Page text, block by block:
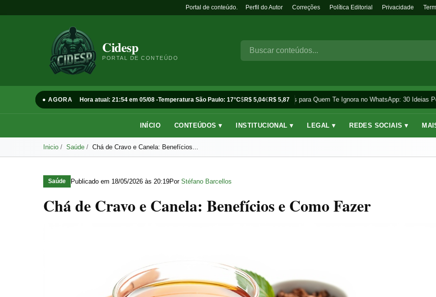
Portal de conteúdo. Perfil do Autor Correções Política Editorial Privacidade
Cidesp
PORTAL DE CONTEÚDO
● AGORA Hora atual: 21:54 em 05/08 -Temperatura São Paulo: 17°C$R$ 5,04€R$ 5,87
Frases para Quem Te Ignora no WhatsApp: 30 Ideias
INÍCIO CONTEÚDOS ▾ INSTITUCIONAL ▾ LEGAL ▾ REDES SOCIAIS ▾
Inicio Saúde Chá de Cravo e Canela: Benefícios...
Saúde Publicado em 18/05/2026 às 20:19Por Stéfano Barcellos
Chá de Cravo e Canela: Benefícios e Como Fazer